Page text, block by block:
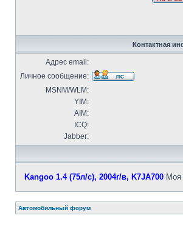
Контактная
Адрес email:
Личное сообщение:
MSNM/WLM:
YIM:
AIM:
ICQ:
Jabber:
Kangoo 1.4 (75л/с), 2004г/в, K7JA700 Моя
Автомобильный форум